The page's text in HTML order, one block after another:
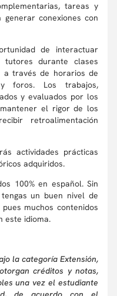
tareas y
conexiones con
de interactuar
durante clases
a través de horarios de
foros. Los trabajos,
y evaluados por los
el rigor de los
retroalimentación
actividades prácticas
adquiridos.
100% en español. Sin
un buen nivel de
muchos contenidos
este idioma.
la categoría Extensión,
créditos y notas,
una vez el estudiante